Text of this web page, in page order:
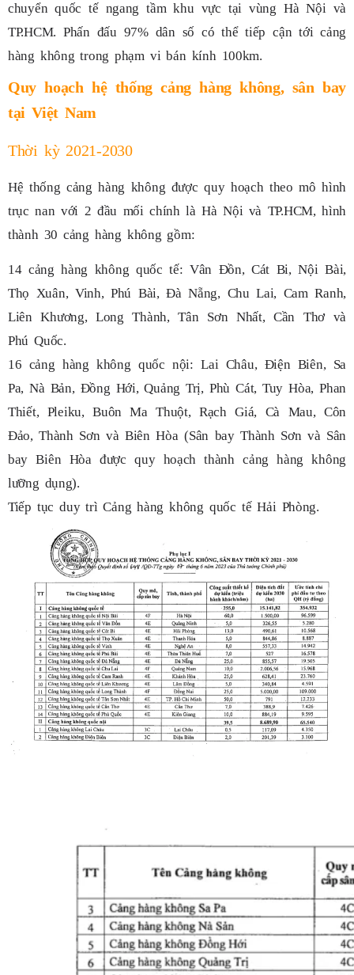
chuyển quốc tế ngang tầm khu vực tại vùng Hà Nội và
TP.HCM. Phấn đấu 97% dân số có thể tiếp cận tới cảng
hàng không trong phạm vi bán kính 100km.
Quy hoạch hệ thống cảng hàng không, sân bay
tại Việt Nam
Thời kỳ 2021-2030
Hệ thống cảng hàng không được quy hoạch theo mô hình
trục nan với 2 đầu mối chính là Hà Nội và TP.HCM, hình
thành 30 cảng hàng không gồm:
14 cảng hàng không quốc tế: Vân Đồn, Cát Bi, Nội Bài,
Thọ Xuân, Vinh, Phú Bài, Đà Nẵng, Chu Lai, Cam Ranh,
Liên Khương, Long Thành, Tân Sơn Nhất, Cần Thơ và
Phú Quốc.
16 cảng hàng không quốc nội: Lai Châu, Điện Biên, Sa
Pa, Nà Bản, Đồng Hới, Quảng Trị, Phù Cát, Tuy Hòa, Phan
Thiết, Pleiku, Buôn Ma Thuột, Rạch Giá, Cà Mau, Côn
Đảo, Thành Sơn và Biên Hòa (Sân bay Thành Sơn và Sân
bay Biên Hòa được quy hoạch thành cảng hàng không
lưỡng dụng).
Tiếp tục duy trì Cảng hàng không quốc tế Hải Phòng.